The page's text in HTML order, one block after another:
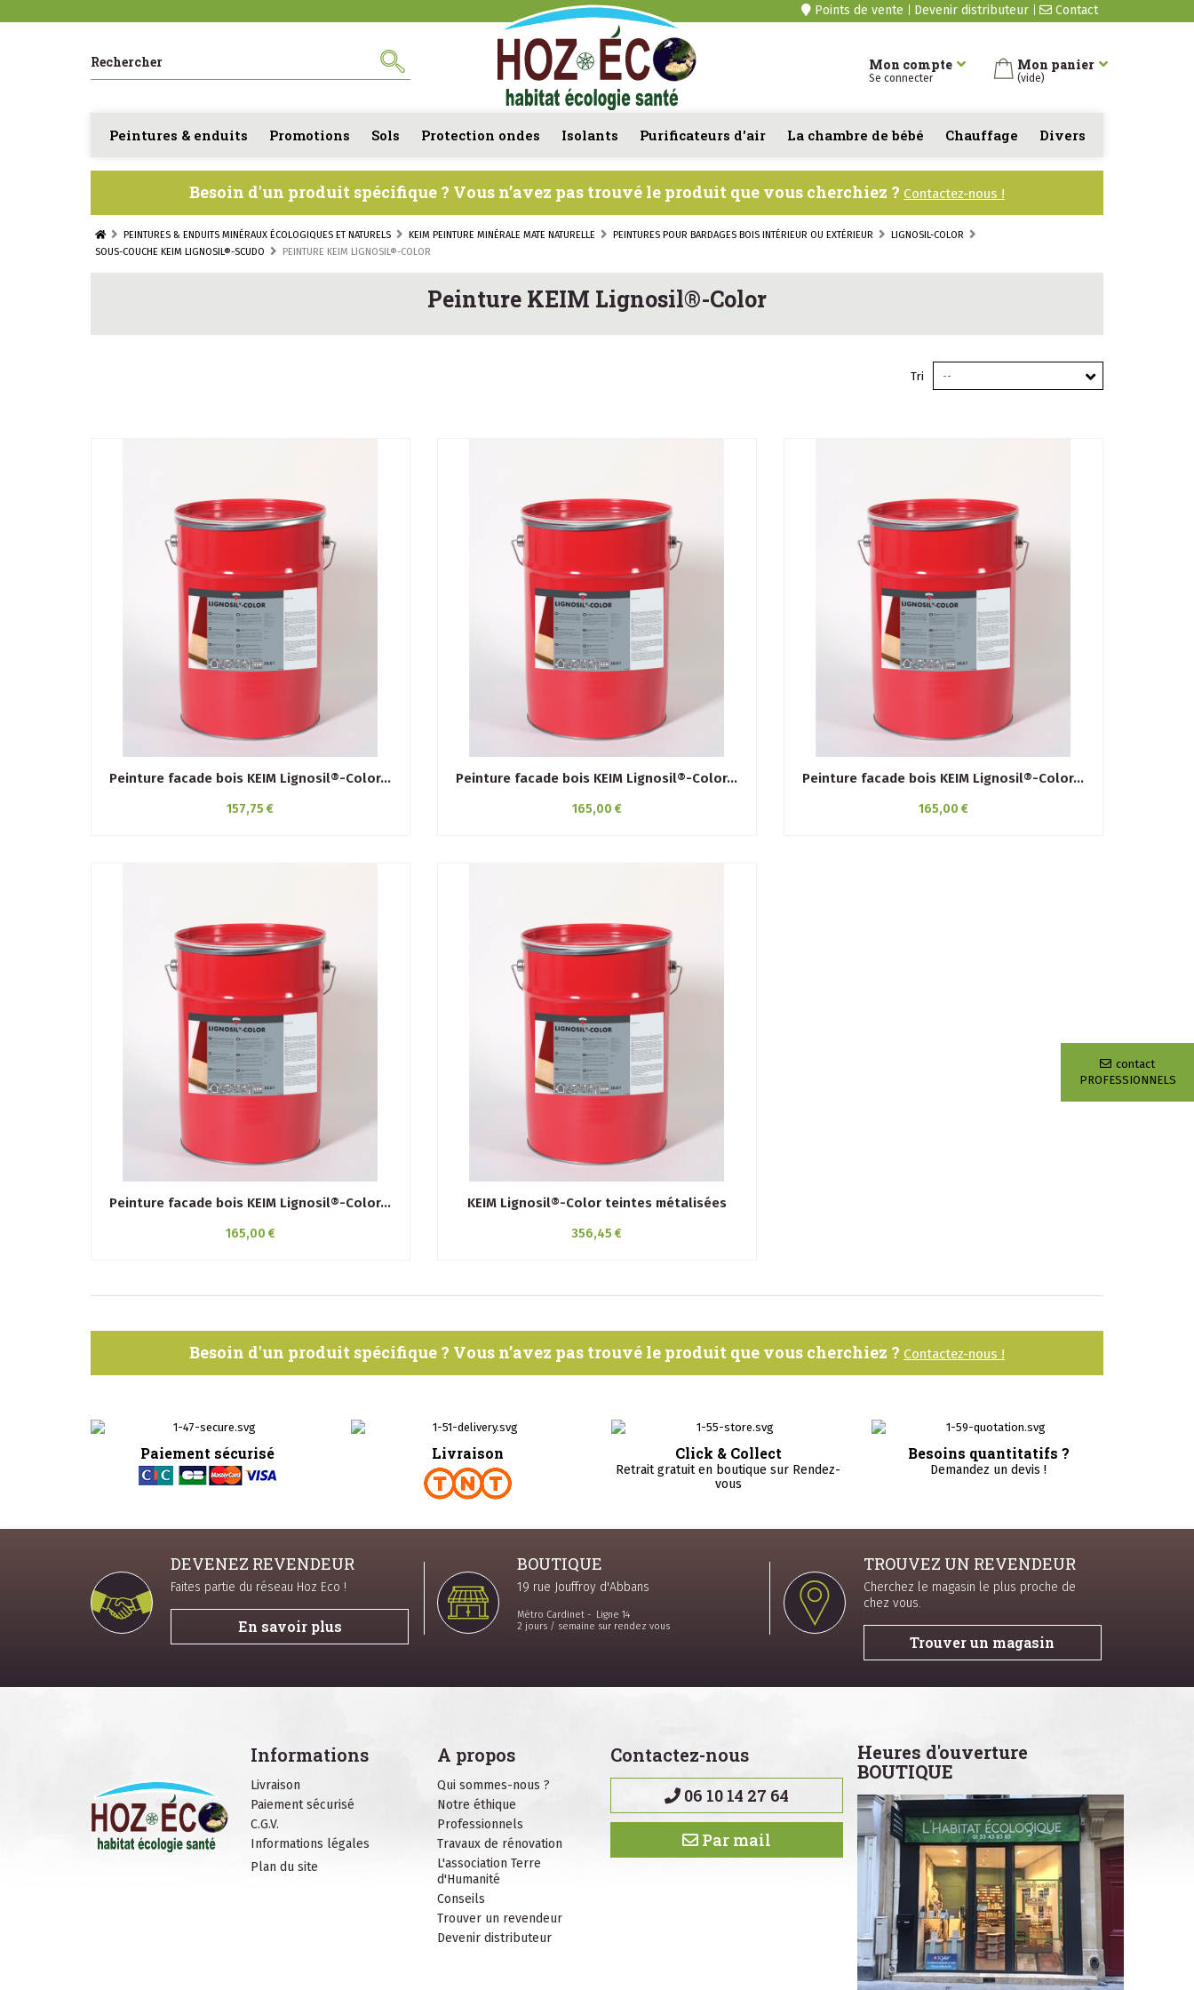
contact
PROFESSIONNELS
Contact
Points de vente Devenir distributeur
Mon panier
(vide)
Mon compte
Se connecter
Peintures & enduits Promotions Sols Protection ondes Isolants Purificateurs d'air La chambre de bébé Chauffage Divers
Besoin d'un produit spécifique ? Vous n’avez pas trouvé le produit que vous cherchiez ? Contactez-nous !
PEINTURES & ENDUITS MINÉRAUX ÉCOLOGIQUES ET NATURELS KEIM PEINTURE MINÉRALE MATE NATURELLE PEINTURES POUR BARDAGES BOIS INTÉRIEUR OU EXTÉRIEUR
LIGNOSIL-COLOR
SOUS-COUCHE KEIM LIGNOSIL®-SCUDO
PEINTURE KEIM LIGNOSIL®-COLOR
Peinture KEIM Lignosil®-Color
Tri --
Peinture facade bois KEIM Lignosil®-Color...
157,75 €
Peinture facade bois KEIM Lignosil®-Color...
165,00 €
Peinture facade bois KEIM Lignosil®-Color...
165,00 €
Peinture facade bois KEIM Lignosil®-Color...
165,00 €
KEIM Lignosil®-Color teintes métalisées
356,45 €
Besoin d'un produit spécifique ? Vous n’avez pas trouvé le produit que vous cherchiez ? Contactez-nous !
Paiement sécurisé Livraison Click & Collect
Retrait gratuit en boutique sur Rendez-
vous
Besoins quantitatifs ?
Demandez un devis !
DEVENEZ REVENDEUR
Faites partie du réseau Hoz Eco !
En savoir plus
BOUTIQUE
19 rue Jouffroy d'Abbans
Métro Cardinet - Ligne 14
2 jours / semaine sur rendez vous
TROUVEZ UN REVENDEUR
Cherchez le magasin le plus proche de
chez vous.
Trouver un magasin
Informations
Livraison
Paiement sécurisé
C.G.V.
Informations légales
Plan du site
A propos
Qui sommes-nous ?
Notre éthique
Professionnels
Travaux de rénovation
L'association Terre
d'Humanité
Conseils
Trouver un revendeur
Devenir distributeur
Contactez-nous
06 10 14 27 64
Par mail
Heures d'ouverture
BOUTIQUE